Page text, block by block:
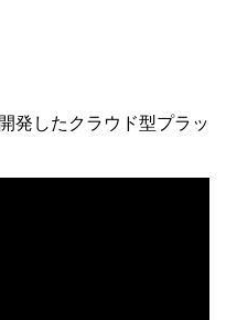
発したクラウド型プラッ